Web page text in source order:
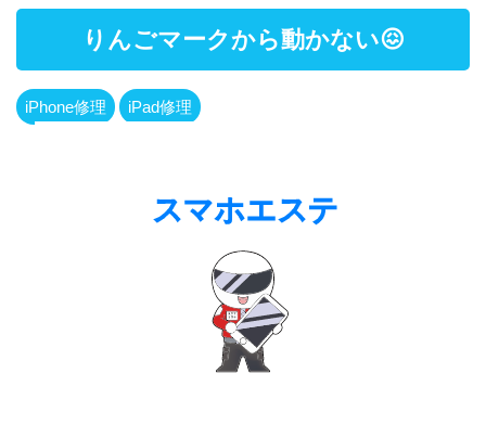
りんごマークから動かない😖
iPhone修理 iPad修理